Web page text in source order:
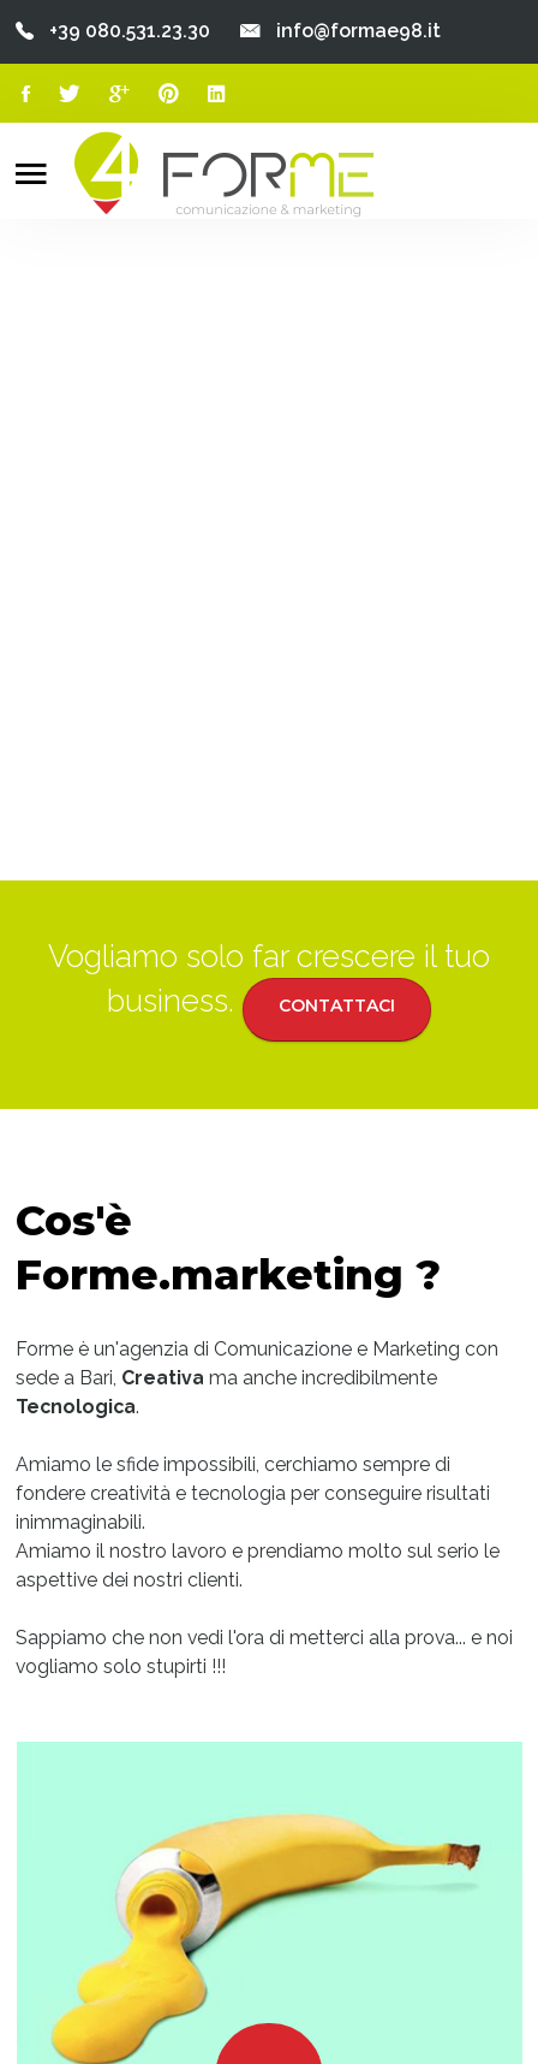
Chi Siamo
+39 080.531.23.30 info@formae98.it
Search
Vogliamo solo far crescere il tuo
business.
CONTATTACI
Cos'è
Forme.marketing ?
Forme è un'agenzia di Comunicazione e Marketing con
sede a Bari, Creativa ma anche incredibilmente
Tecnologica.
Amiamo le sfide impossibili, cerchiamo sempre di
fondere creatività e tecnologia per conseguire risultati
inimmaginabili.
Amiamo il nostro lavoro e prendiamo molto sul serio le
aspettive dei nostri clienti.
Sappiamo che non vedi l'ora di metterci alla prova... e noi
vogliamo solo stupirti !!!